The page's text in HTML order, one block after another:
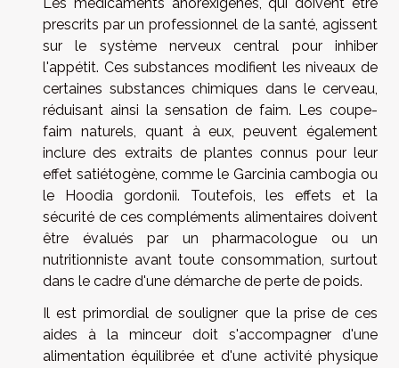
prescrits par un professionnel de la santé, agissent
sur le système nerveux central pour inhiber
l'appétit. Ces substances modifient les niveaux de
certaines substances chimiques dans le cerveau,
réduisant ainsi la sensation de faim. Les coupe-
faim naturels, quant à eux, peuvent également
inclure des extraits de plantes connus pour leur
effet satiétogène, comme le Garcinia cambogia ou
le Hoodia gordonii. Toutefois, les effets et la
sécurité de ces compléments alimentaires doivent
être évalués par un pharmacologue ou un
nutritionniste avant toute consommation, surtout
dans le cadre d'une démarche de perte de poids.
Il est primordial de souligner que la prise de ces
aides à la minceur doit s'accompagner d'une
alimentation équilibrée et d'une activité physique